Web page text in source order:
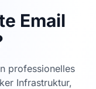
Email
professionelles
Infrastruktur,